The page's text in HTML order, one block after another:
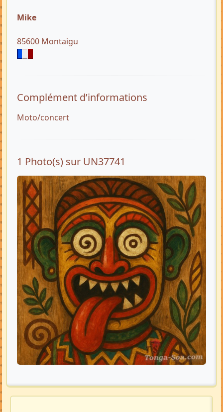
Mike
85600 Montaigu
Complément d’informations
Moto/concert
1 Photo(s) sur UN37741